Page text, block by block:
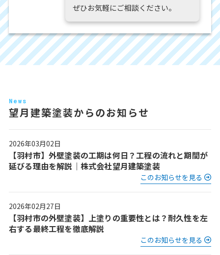
ぜひお気軽にご相談ください。
News
望月建築塗装からのお知らせ
2026年03月02日
【羽村市】外壁塗装の工期は何日？工程の流れと期間が
延びる理由を解説｜株式会社望月建築塗装
このお知らせを見る
2026年02月27日
【羽村市の外壁塗装】上塗りの重要性とは？耐久性を左
右する最終工程を徹底解説
このお知らせを見る